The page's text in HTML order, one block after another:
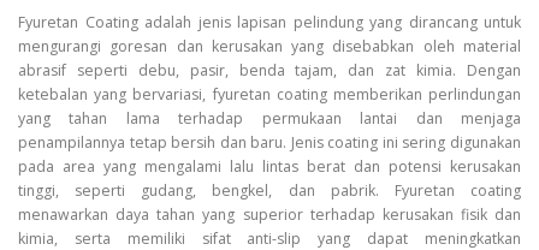
Fyuretan Coating adalah jenis lapisan pelindung yang dirancang untuk
mengurangi goresan dan kerusakan yang disebabkan oleh material
abrasif seperti debu, pasir, benda tajam, dan zat kimia. Dengan
ketebalan yang bervariasi, fyuretan coating memberikan perlindungan
yang tahan lama terhadap permukaan lantai dan menjaga
penampilannya tetap bersih dan baru. Jenis coating ini sering digunakan
pada area yang mengalami lalu lintas berat dan potensi kerusakan
tinggi, seperti gudang, bengkel, dan pabrik. Fyuretan coating
menawarkan daya tahan yang superior terhadap kerusakan fisik dan
kimia, serta memiliki sifat anti-slip yang dapat meningkatkan